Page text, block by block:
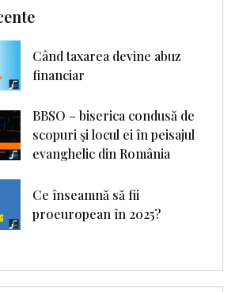
Când taxarea devine abuz
financiar
BBSO – biserica condusă de
scopuri şi locul ei în peisajul
evanghelic din România
Ce înseamnă să fii
proeuropean în 2025?